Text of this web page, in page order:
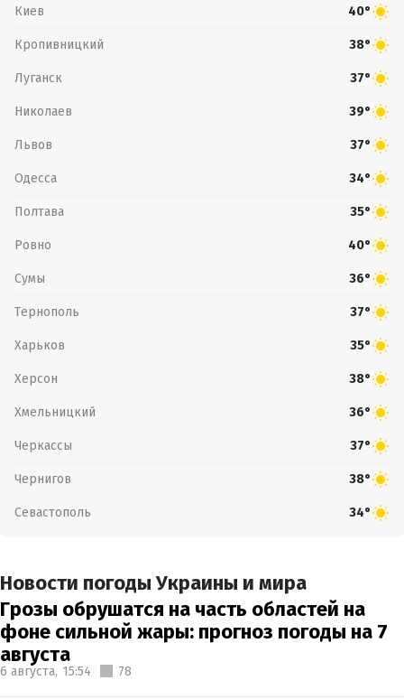
Киев 40°
Кропивницкий 38°
Луганск 37°
Николаев 39°
Львов 37°
Одесса 34°
Полтава 35°
Ровно 40°
Сумы 36°
Тернополь 37°
Харьков 35°
Херсон 38°
Хмельницкий 36°
Черкассы 37°
Чернигов 38°
Севастополь 34°
Новости погоды Украины и мира
Грозы обрушатся на часть областей на
фоне сильной жары: прогноз погоды на 7
августа
6 августа, 15:54 78